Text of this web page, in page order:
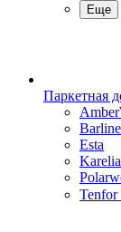
Еще
Паркетная
Esta
Karelia
Tenfor